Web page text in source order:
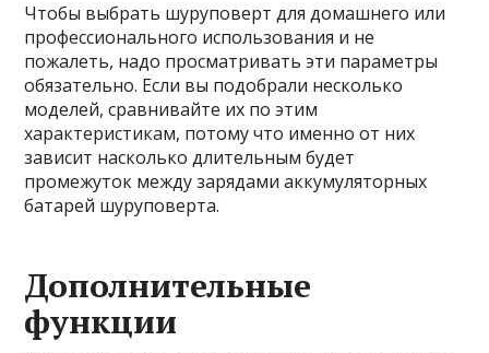
Чтобы выбрать шуруповерт для домашнего или
профессионального использования и не
пожалеть, надо просматривать эти параметры
обязательно. Если вы подобрали несколько
моделей, сравнивайте их по этим
характеристикам, потому что именно от них
зависит насколько длительным будет
промежуток между зарядами аккумуляторных
батарей шуруповерта.
Дополнительные
функции